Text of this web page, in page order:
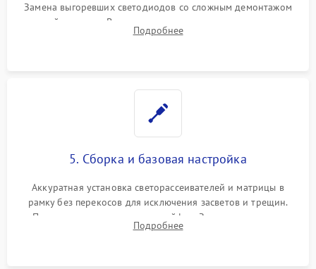
Замена выгоревших светодиодов со сложным демонтажом
хрупкой матрицы. Восстановление поврежденных дорожек,
прошивка микросхем памяти EEPROM
Подробнее
5. Сборка и базовая настройка
Аккуратная установка светорассеивателей и матрицы в
рамку без перекосов для исключения засветов и трещин.
Подключение внутренних шлейфов. Закрытие корпуса.
Сброс настроек и обновление программного обеспечения.
Подробнее